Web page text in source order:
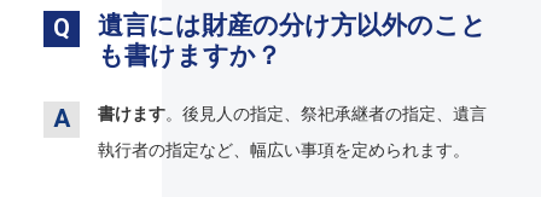
遺言には財産の分け方以外のこと
も書けますか？
書けます。後見人の指定、祭祀承継者の指定、遺言
執行者の指定など、幅広い事項を定められます。